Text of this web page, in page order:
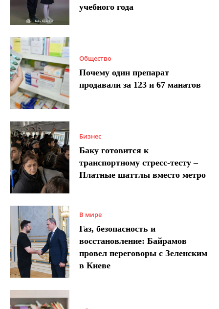
учебного года
Общество
Почему один препарат
продавали за 123 и 67 манатов
Бизнес
Баку готовится к
транспортному стресс-тесту –
Платные шаттлы вместо метро
В мире
Газ, безопасность и
восстановление: Байрамов
провел переговоры с Зеленским
в Киеве